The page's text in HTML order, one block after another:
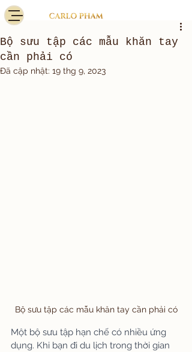
Bộ sưu tập các mẫu khăn tay
cần phải có
Đã cập nhật: 19 thg 9, 2023
Bộ sưu tập các mẫu khăn tay cần phải có
Một bộ sưu tập hạn chế có nhiều ứng
dụng. Khi bạn đi du lịch trong thời gian